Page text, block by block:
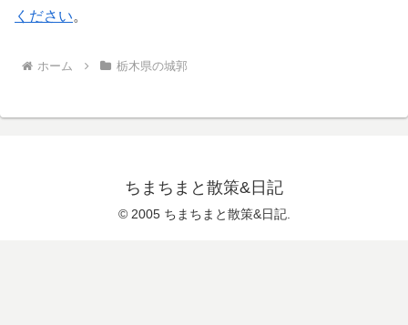
ください。
ホーム 栃木県の城郭
ちまちまと散策&日記
© 2005 ちまちまと散策&日記.